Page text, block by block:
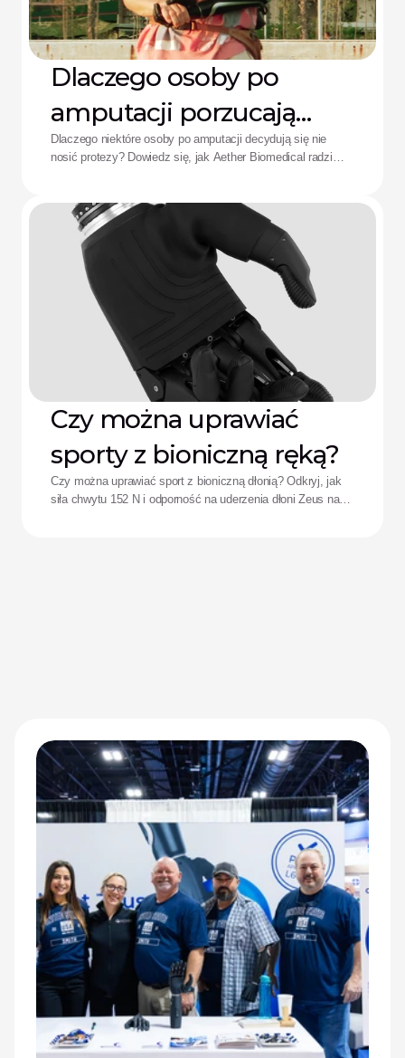
Dlaczego osoby po
amputacji porzucają
protezy: Rozwiązanie
Dlaczego niektóre osoby po amputacji decydują się nie
nosić protezy? Dowiedz się, jak Aether Biomedical radzi
skomplikowanego sterowania.
Czy można uprawiać
sporty z bioniczną ręką?
Czy można uprawiać sport z bioniczną dłonią? Odkryj, jak
siła chwytu 152 N i odporność na uderzenia dłoni Zeus na